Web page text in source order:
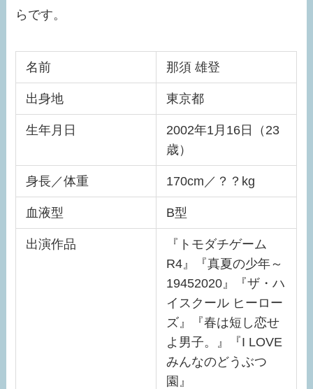
らです。
名前 那須 雄登
出身地 東京都
生年月日
2002年1月16日（23
歳）
身長／体重 170cm／？？kg
血液型 B型
出演作品
『トモダチゲーム
R4』『真夏の少年～
19452020』『ザ・ハ
イスクール ヒーロー
ズ』『春は短し恋せ
よ男子。』『I LOVE
みんなのどうぶつ
園』